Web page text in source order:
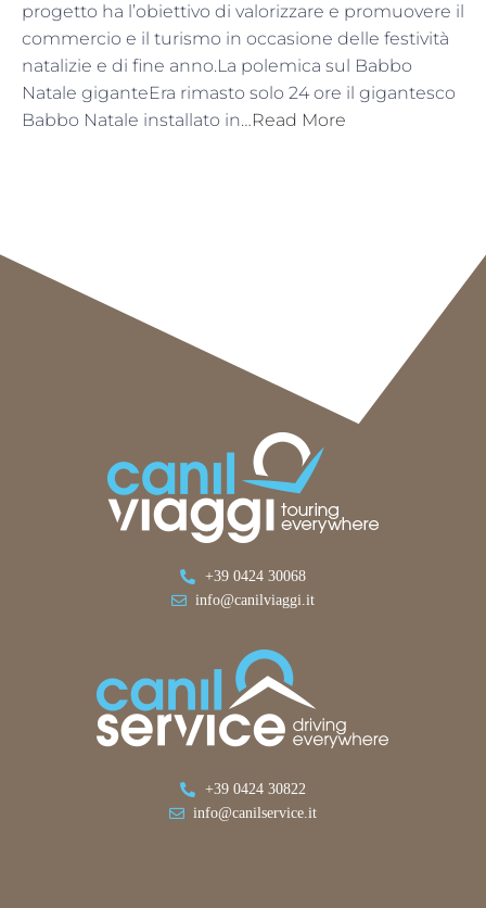
progetto ha l’obiettivo di valorizzare e promuovere il
commercio e il turismo in occasione delle festività
natalizie e di fine anno.La polemica sul Babbo
Natale giganteEra rimasto solo 24 ore il gigantesco
Babbo Natale installato in…Read More
+39 0424 30068
info@canilviaggi.it
+39 0424 30822
info@canilservice.it